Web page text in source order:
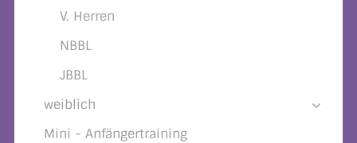
V. Herren
NBBL
JBBL
weiblich
Mini - Anfängertraining